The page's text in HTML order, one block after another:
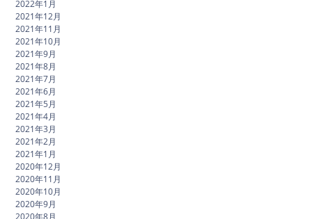
2022年1月
2021年12月
2021年11月
2021年10月
2021年9月
2021年8月
2021年7月
2021年6月
2021年5月
2021年4月
2021年3月
2021年2月
2021年1月
2020年12月
2020年11月
2020年10月
2020年9月
2020年8月